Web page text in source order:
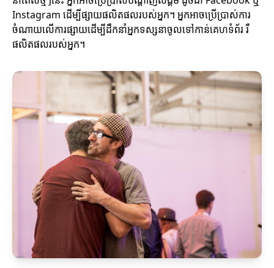
Instagram ដើម្បីផ្សាយផលិតផលរបស់អ្នក។ អ្នកអាចប្រើប្រាស់ការ
ចំណាយលើការផ្សាយដើម្បីដឹកនាំអ្នកទស្សនាចូលទៅកាន់គេហទំព័រ រឺ
ផលិតផលរបស់អ្នក។